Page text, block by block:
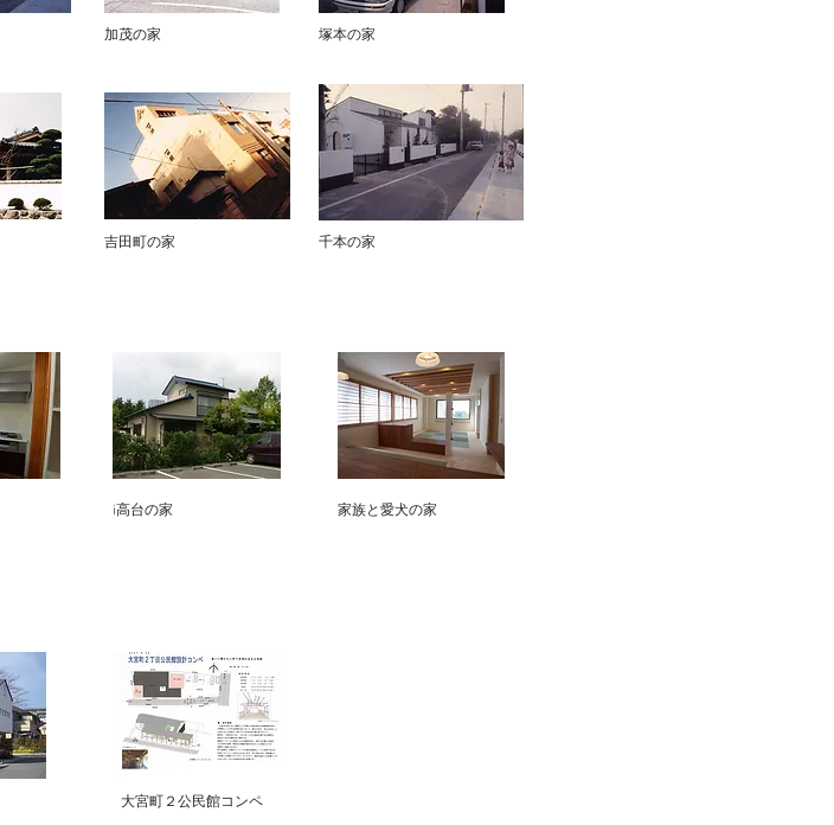
加茂の家 塚本の家
吉田町の家 千本の家
​i高台の家 ​家族と愛犬の家
​大宮町２公民館コンペ